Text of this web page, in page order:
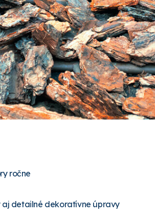
ročne
aj detailné dekoratívne úpravy